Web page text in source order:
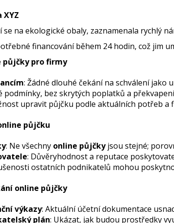
XYZ
se na ekologické obaly, zaznamenala rychlý
financování během 24 hodin, což jim
půjčky pro firmy
: Žádné dlouhé čekání na schválení jako
podmínky, bez skrytých poplatků a
upravit půjčku podle aktuálních potřeb a
půjčku
: Ne všechny online půjčkyjsou stejné;
: Důvěryhodnost a reputace
ostatních podnikatelů mohou
online půjčky
výkazy: Aktuální účetní dokumentace
plán: Ukázat, jak budou prostředky